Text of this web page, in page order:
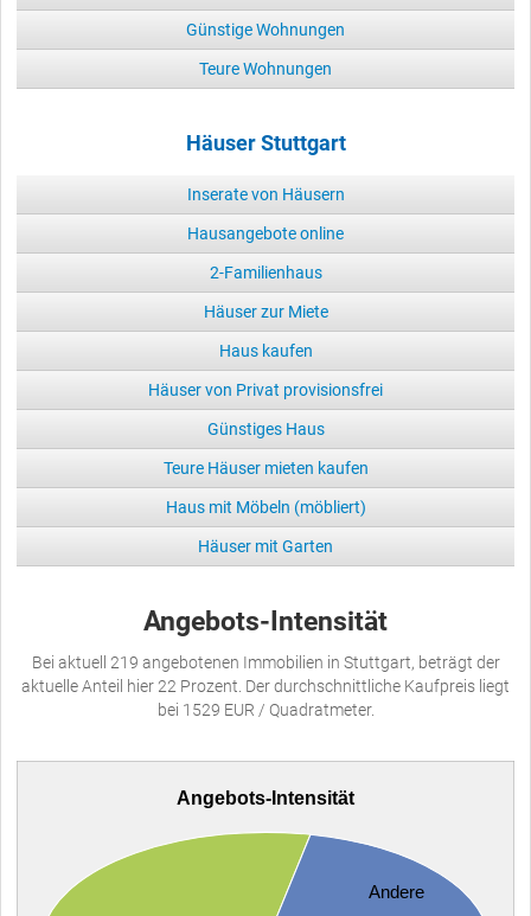
Günstige Wohnungen
Teure Wohnungen
Häuser Stuttgart
Inserate von Häusern
Hausangebote online
2-Familienhaus
Häuser zur Miete
Haus kaufen
Häuser von Privat provisionsfrei
Günstiges Haus
Teure Häuser mieten kaufen
Haus mit Möbeln (möbliert)
Häuser mit Garten
Angebots-Intensität
Bei aktuell 219 angebotenen Immobilien in Stuttgart, beträgt der
aktuelle Anteil hier 22 Prozent. Der durchschnittliche Kaufpreis liegt
bei 1529 EUR / Quadratmeter.
Angebots-Intensität
Andere